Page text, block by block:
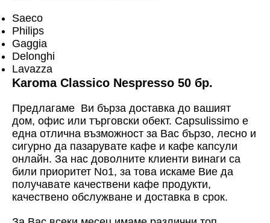
Saeco
Philips
Gaggia
Delonghi
Lavazza
Karoma Classico Nespresso 50 бр.
Предлагаме Ви бърза доставка до вашият
дом, офис или търговски обект. Capsulissimo е
една отлична възможност за Вас бързо, лесно и
сигурно да пазарувате кафе и кафе капсули
онлайн. За нас доволните клиенти винаги са
били приоритет No1, за това искаме Вие да
получавате качествени кафе продукти,
качествено обслужване и доставка в срок.